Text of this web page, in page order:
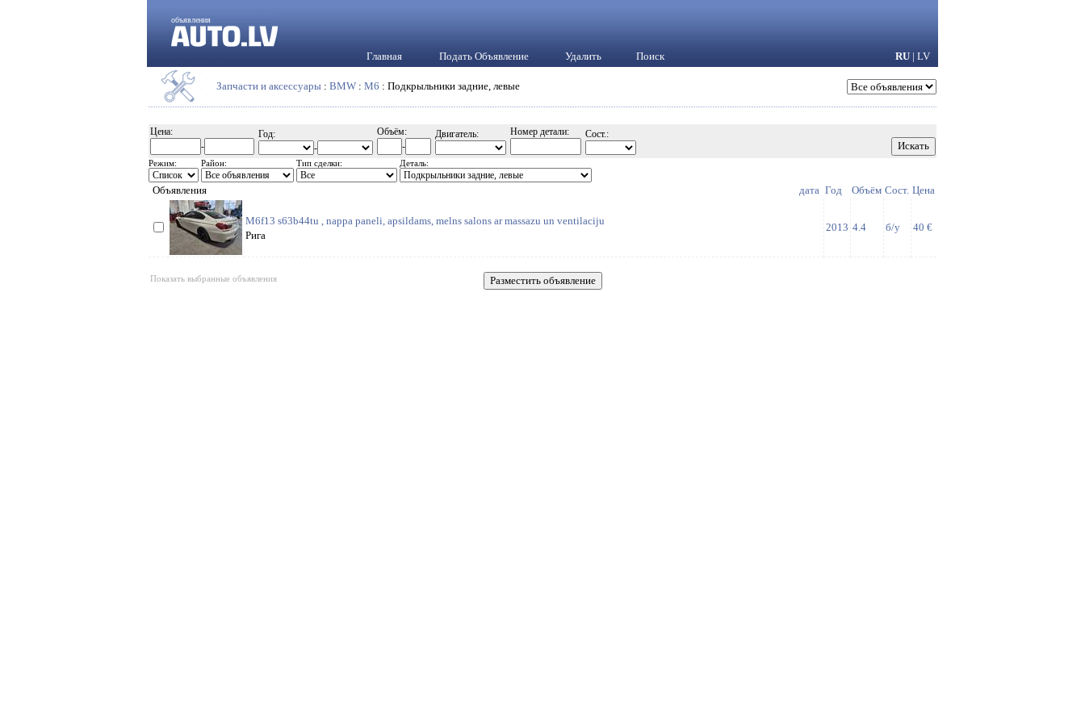
объявления
Главная Подать Объявление Удалить Поиск RU | LV
Запчасти и аксессуары : BMW : M6 : Подкрыльники задние, левые
Цена:
-
Год:
-
Объём:
-
Двигатель: Номер детали: Сост.:
Режим: Район: Тип сделки: Деталь:
Объявления дата Год Объём Сост. Цена
M6f13 s63b44tu , nappa paneli, apsildams, melns salons ar massazu un ventilaciju
Рига
2013 4.4 б/у 40 €
Показать выбранные объявления